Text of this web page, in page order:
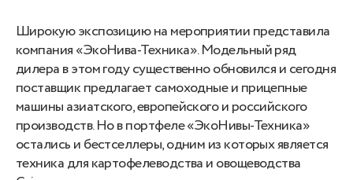
Широкую экспозицию на мероприятии представила
компания «ЭкоНива-Техника». Модельный ряд
дилера в этом году существенно обновился и сегодня
поставщик предлагает самоходные и прицепные
машины азиатского, европейского и российского
производств. Но в портфеле «ЭкоНивы-Техника»
остались и бестселлеры, одним из которых является
техника для картофелеводства и овощеводства